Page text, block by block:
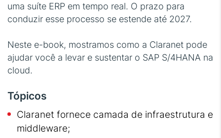
uma suíte ERP em tempo real. O prazo para
conduzir esse processo se estende até 2027.
Neste e-book, mostramos como a Claranet pode
ajudar você a levar e sustentar o SAP S/4HANA na
cloud.
Tópicos
Claranet fornece camada de infraestrutura e
middleware;